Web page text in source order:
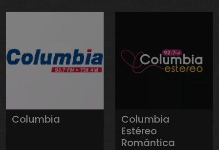
Columbia
Columbia
Estéreo
Romántica